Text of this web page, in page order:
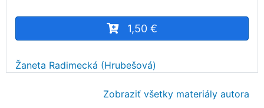
1,50 €
Žaneta Radimecká (Hrubešová)
Zobraziť všetky materiály autora